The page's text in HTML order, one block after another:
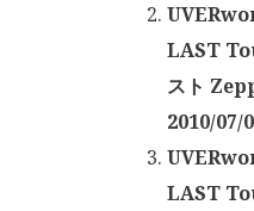
LAST
スト
2010/07/
LAST